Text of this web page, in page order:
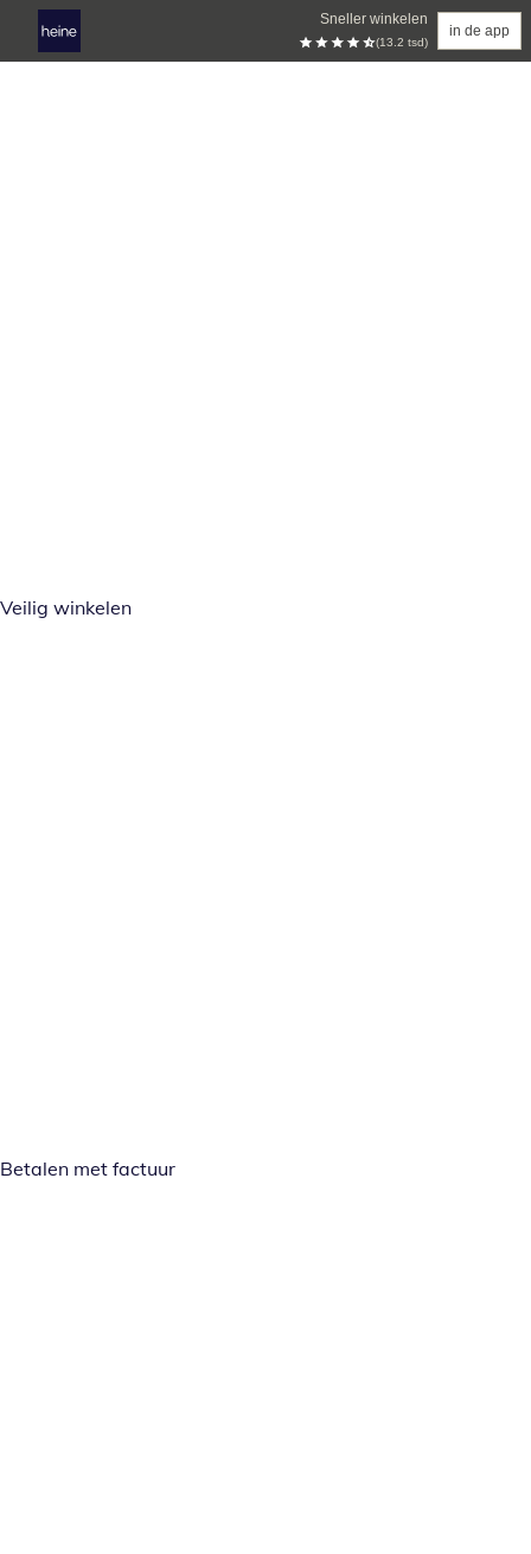
Sneller winkelen
(13.2 tsd)
in de app
Veilig winkelen
Betalen met factuur